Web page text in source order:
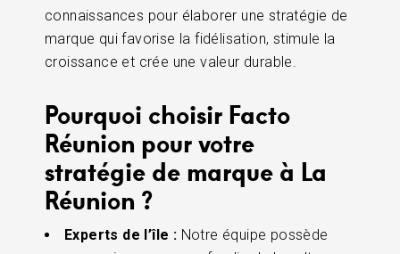
connaissances pour élaborer une stratégie de
marque qui favorise la fidélisation, stimule la
croissance et crée une valeur durable.
Pourquoi choisir Facto
Réunion pour votre
stratégie de marque à La
Réunion ?
Experts de l’île : Notre équipe possède